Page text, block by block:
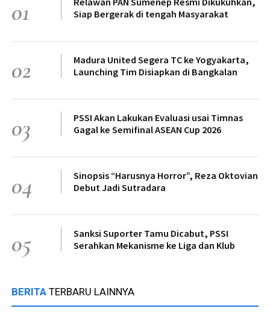
01
Siap Bergerak di tengah Masyarakat
02
Madura United Segera TC ke Yogyakarta,
Launching Tim Disiapkan di Bangkalan
03
PSSI Akan Lakukan Evaluasi usai Timnas
Gagal ke Semifinal ASEAN Cup 2026
04
Sinopsis “Harusnya Horror”, Reza Oktovian
Debut Jadi Sutradara
05
Sanksi Suporter Tamu Dicabut, PSSI
Serahkan Mekanisme ke Liga dan Klub
BERITA TERBARU LAINNYA